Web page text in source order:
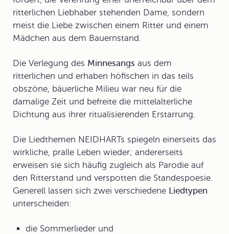
ritterlichen Liebhaber stehenden Dame, sondern
meist die Liebe zwischen einem Ritter und einem
Mädchen aus dem Bauernstand.
Die Verlegung des Minnesangs aus dem
ritterlichen und erhaben höfischen in das teils
obszöne, bäuerliche Milieu war neu für die
damalige Zeit und befreite die mittelalterliche
Dichtung aus ihrer ritualisierenden Erstarrung.
Die Liedthemen NEIDHARTs spiegeln einerseits das
wirkliche, pralle Leben wieder; andererseits
erweisen sie sich häufig zugleich als Parodie auf
den Ritterstand und verspotten die Standespoesie.
Generell lassen sich zwei verschiedene Liedtypen
unterscheiden:
die Sommerlieder und